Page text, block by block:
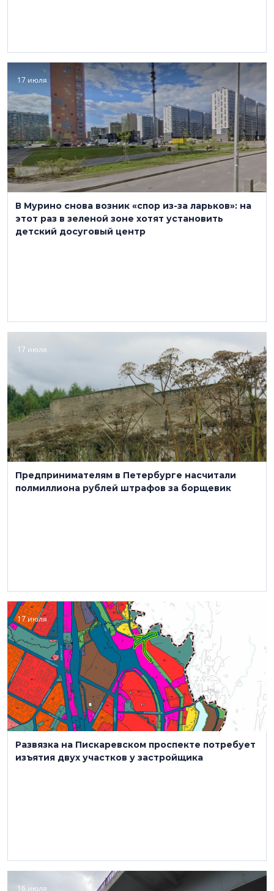
17 июля
В Мурино снова возник «спор из-за ларьков»: на
этот раз в зеленой зоне хотят установить
детский досуговый центр
17 июля
Предпринимателям в Петербурге насчитали
полмиллиона рублей штрафов за борщевик
17 июля
Развязка на Пискаревском проспекте потребует
изъятия двух участков у застройщика
16 июля